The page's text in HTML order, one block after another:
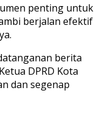
penting untuk
berjalan efektif
berita
DPRD Kota
dan segenap